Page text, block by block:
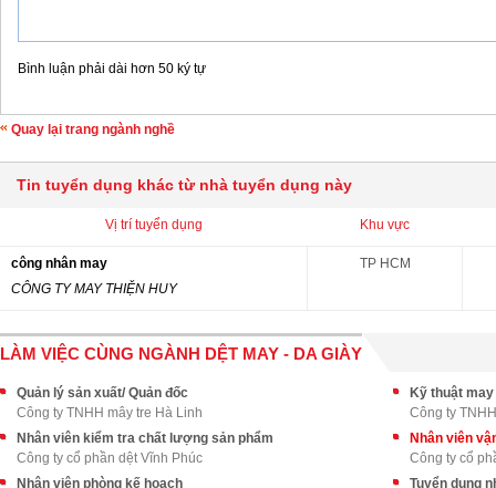
Bình luận phải dài hơn 50 ký tự
Quay lại trang ngành nghề
Tin tuyển dụng khác từ nhà tuyển dụng này
Vị trí tuyển dụng Khu vực
công nhân may
CÔNG TY MAY THIỆN HUY
TP HCM
LÀM VIỆC CÙNG NGÀNH DỆT MAY - DA GIÀY
Quản lý sản xuất/ Quản đốc
Công ty TNHH mây tre Hà Linh
Kỹ thuật may
Công ty
Nhân viên kiểm tra chất lượng sản phẩm
Công ty cổ phần dệt Vĩnh Phúc
Nhân viên
Công ty cổ
Nhân viên phòng kế hoạch
Tuyển dụng